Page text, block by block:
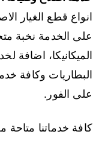
انواع قطع الغيار
على الخدمة نخبة
الميكانيكا، اضافة
البطاريات وكافة
على الفور.
كافة خدماتنا متاحة